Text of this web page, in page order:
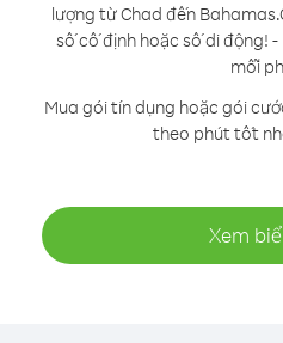
lượng từ Chad đến Bahamas.
số cố định hoặc số di động!
mỗi
Mua gói tín dụng hoặc gói
theo phút tốt
Xem